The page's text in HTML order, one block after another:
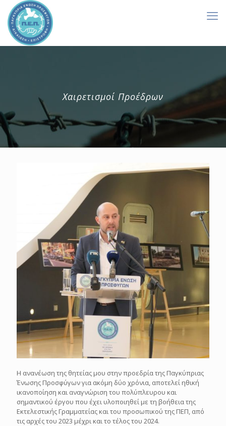
Χαιρετισμοί Προέδρων
Η ανανέωση της θητείας μου στην προεδρία της Παγκύπριας
Ένωσης Προσφύγων για ακόμη δύο χρόνια, αποτελεί ηθική
ικανοποίηση και αναγνώριση του πολύπλευρου και
σημαντικού έργου που έχει υλοποιηθεί με τη βοήθεια της
Εκτελεστικής Γραμματείας και του προσωπικού της ΠΕΠ, από
τις αρχές του 2023 μέχρι και το τέλος του 2024.